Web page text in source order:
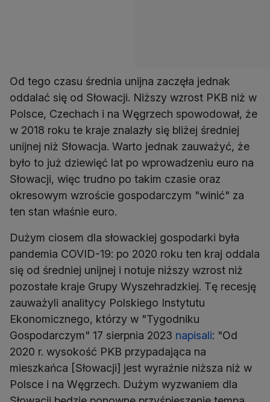
Od tego czasu średnia unijna zaczęła jednak
oddalać się od Słowacji. Niższy wzrost PKB niż w
Polsce, Czechach i na Węgrzech spowodował, że
w 2018 roku te kraje znalazły się bliżej średniej
unijnej niż Słowacja. Warto jednak zauważyć, że
było to już dziewięć lat po wprowadzeniu euro na
Słowacji, więc trudno po takim czasie oraz
okresowym wzroście gospodarczym "winić" za
ten stan właśnie euro.
Dużym ciosem dla słowackiej gospodarki była
pandemia COVID-19: po 2020 roku ten kraj oddala
się od średniej unijnej i notuje niższy wzrost niż
pozostałe kraje Grupy Wyszehradzkiej. Tę recesję
zauważyli analitycy Polskiego Instytutu
Ekonomicznego, którzy w "Tygodniku
Gospodarczym" 17 sierpnia 2023 napisali: "Od
2020 r. wysokość PKB przypadająca na
mieszkańca [Słowacji] jest wyraźnie niższa niż w
Polsce i na Węgrzech. Dużym wyzwaniem dla